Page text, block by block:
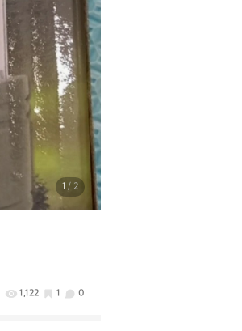
1 / 2
1,122 1 0